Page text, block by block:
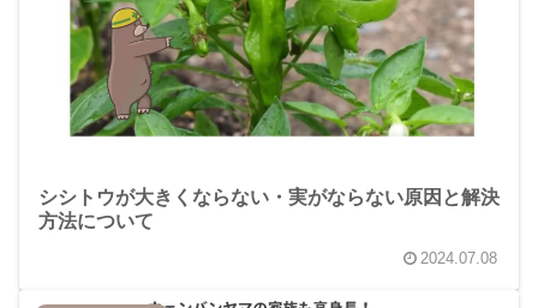
シシトウが大きくならない・実がならない原因と解決
方法について
2024.07.08